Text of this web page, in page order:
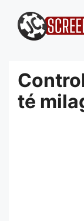
para
té